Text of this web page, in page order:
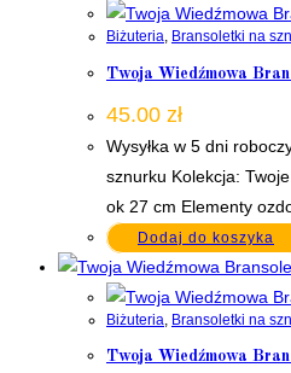
Biżuteria, Bransoletki na
Twoja Wiedźmowa
45.00 zł
Wysyłka w 5 dni
sznurku Kolekcja:
ok 27 cm Elementy
Dodaj do koszyka
Biżuteria Bransoletki na
Twoja Wiedźmowa